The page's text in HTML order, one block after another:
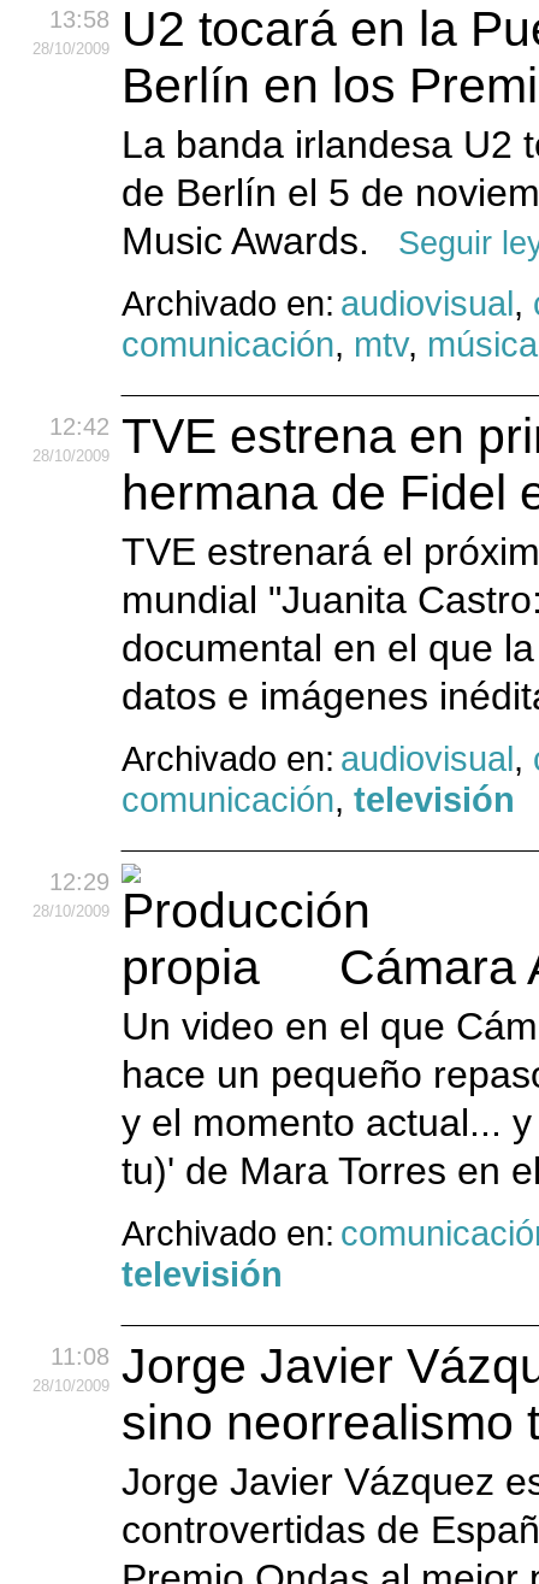
13:58
28/10/2009
U2 tocará en la
Berlín en los
La banda irlandesa U2
de Berlín el 5 de
Music Awards.
Seguir
Archivado en: audiovisual,
comunicación, mtv, música
12:42
28/10/2009
TVE estrena en
hermana de Fidel
TVE estrenará el
mundial "Juanita
documental en el que
datos e imágenes
Archivado en: audiovisual,
comunicación, televisión
12:29
28/10/2009
Cámara
Un video en el que
hace un pequeño
y el momento actual...
tu)' de Mara Torres en
Archivado en:
televisión
11:08
28/10/2009
Jorge Javier
sino neorrealismo
Jorge Javier Vázquez
controvertidas de